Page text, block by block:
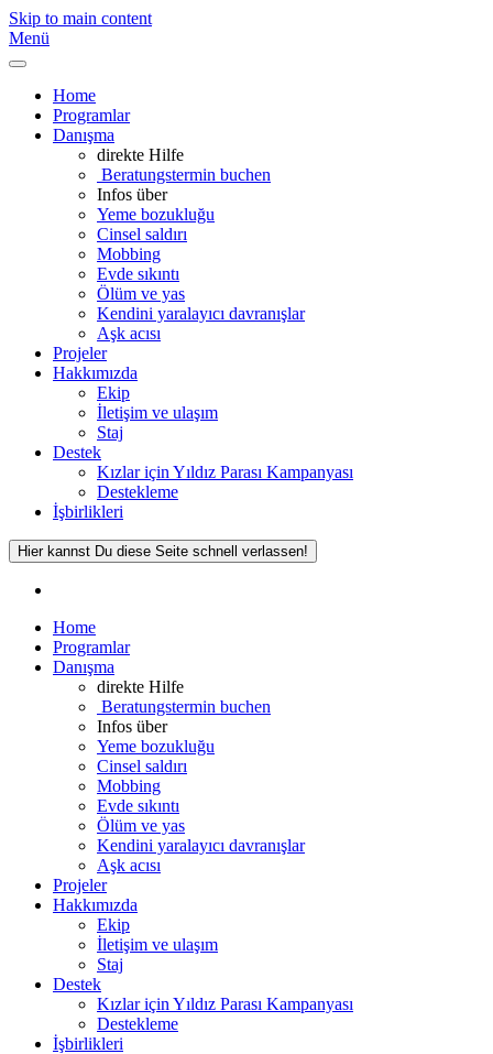
Skip to main content
Menü
Home
Programlar
Danışma
direkte Hilfe
Beratungstermin buchen
Infos über
Yeme bozukluğu
Cinsel saldırı
Mobbing
Evde sıkıntı
Ölüm ve yas
Kendini yaralayıcı davranışlar
Aşk acısı
Projeler
Hakkımızda
Ekip
İletişim ve ulaşım
Staj
Destek
Kızlar için Yıldız Parası Kampanyası
Destekleme
İşbirlikleri
Hier kannst Du diese Seite schnell verlassen!
Home
Programlar
Danışma
direkte Hilfe
Beratungstermin buchen
Infos über
Yeme bozukluğu
Cinsel saldırı
Mobbing
Evde sıkıntı
Ölüm ve yas
Kendini yaralayıcı davranışlar
Aşk acısı
Projeler
Hakkımızda
Ekip
İletişim ve ulaşım
Staj
Destek
Kızlar için Yıldız Parası Kampanyası
Destekleme
İşbirlikleri